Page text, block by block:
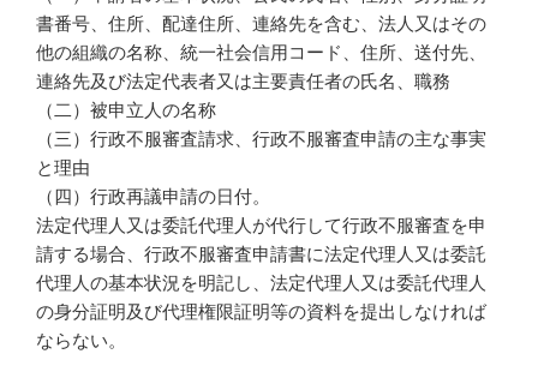
書番号、住所、配達住所、連絡先を含む、法人又はその
他の組織の名称、統一社会信用コード、住所、送付先、
連絡先及び法定代表者又は主要責任者の氏名、職務
（二）被申立人の名称
（三）行政不服審査請求、行政不服審査申請の主な事実
と理由
（四）行政再議申請の日付。
法定代理人又は委託代理人が代行して行政不服審査を申
請する場合、行政不服審査申請書に法定代理人又は委託
代理人の基本状況を明記し、法定代理人又は委託代理人
の身分証明及び代理権限証明等の資料を提出しなければ
ならない。